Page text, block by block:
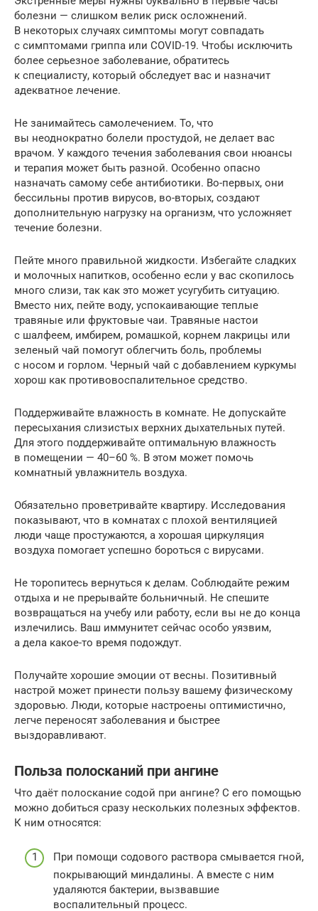
болезни — слишком велик риск осложнений.
В некоторых случаях симптомы могут совпадать
с симптомами гриппа или COVID-19. Чтобы исключить
более серьезное заболевание, обратитесь
к специалисту, который обследует вас и назначит
адекватное лечение.
Не занимайтесь самолечением. То, что
вы неоднократно болели простудой, не делает вас
врачом. У каждого течения заболевания свои нюансы
и терапия может быть разной. Особенно опасно
назначать самому себе антибиотики. Во-первых, они
бессильны против вирусов, во-вторых, создают
дополнительную нагрузку на организм, что усложняет
течение болезни.
Пейте много правильной жидкости. Избегайте сладких
и молочных напитков, особенно если у вас скопилось
много слизи, так как это может усугубить ситуацию.
Вместо них, пейте воду, успокаивающие теплые
травяные или фруктовые чаи. Травяные настои
с шалфеем, имбирем, ромашкой, корнем лакрицы или
зеленый чай помогут облегчить боль, проблемы
с носом и горлом. Черный чай с добавлением куркумы
хорош как противовоспалительное средство.
Поддерживайте влажность в комнате. Не допускайте
пересыхания слизистых верхних дыхательных путей.
Для этого поддерживайте оптимальную влажность
в помещении — 40–60 %. В этом может помочь
комнатный увлажнитель воздуха.
Обязательно проветривайте квартиру. Исследования
показывают, что в комнатах с плохой вентиляцией
люди чаще простужаются, а хорошая циркуляция
воздуха помогает успешно бороться с вирусами.
Не торопитесь вернуться к делам. Соблюдайте режим
отдыха и не прерывайте больничный. Не спешите
возвращаться на учебу или работу, если вы не до конца
излечились. Ваш иммунитет сейчас особо уязвим,
а дела какое-то время подождут.
Получайте хорошие эмоции от весны. Позитивный
настрой может принести пользу вашему физическому
здоровью. Люди, которые настроены оптимистично,
легче переносят заболевания и быстрее
выздоравливают.
Польза полосканий при ангине
Что даёт полоскание содой при ангине? С его помощью
можно добиться сразу нескольких полезных эффектов.
К ним относятся:
При помощи содового раствора смывается гной,
покрывающий миндалины. А вместе с ним
удаляются бактерии, вызвавшие
воспалительный процесс.